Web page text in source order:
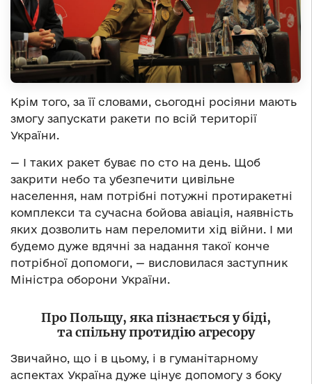
Крім того, за її словами, сьогодні росіяни мають
змогу запускати ракети по всій території
України.
— І таких ракет буває по сто на день. Щоб
закрити небо та убезпечити цивільне
населення, нам потрібні потужні протиракетні
комплекси та сучасна бойова авіація, наявність
яких дозволить нам переломити хід війни. І ми
будемо дуже вдячні за надання такої конче
потрібної допомоги, — висловилася заступник
Міністра оборони України.
Про Польщу, яка пізнається у біді,
та спільну протидію агресору
Звичайно, що і в цьому, і в гуманітарному
аспектах Україна дуже цінує допомогу з боку